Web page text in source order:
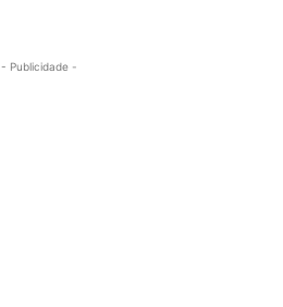
- Publicidade -